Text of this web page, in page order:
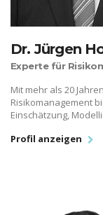
Dr. Jürgen
Experte für
Mit mehr als 20
Risikomanagement
Einschätzung,
Profil anzeigen